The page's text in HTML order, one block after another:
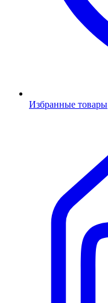
Избранные товары